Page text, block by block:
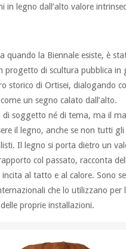
in legno dall’alto valore
quando la Biennale esiste, è
progetto di scultura pubblica in
storico di Ortisei, dialogando
un segno calato dall’alto.
di soggetto né di tema, ma il
il legno, anche se non tutti
Il legno si porta dietro un
col passato, racconta
al tatto e al calore. Sono
che lo utilizzano per
proprie installazioni.